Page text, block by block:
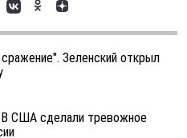
Зеленский открыл
США сделали тревожное